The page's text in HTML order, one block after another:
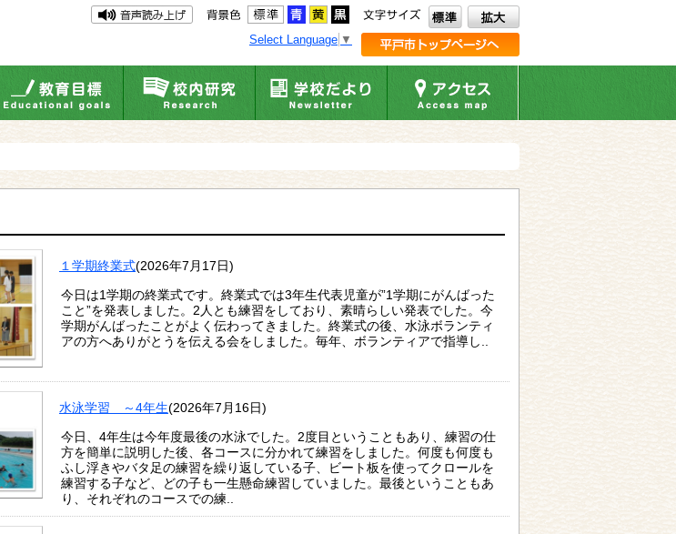
Select Language ▼
１学期終業式(2026年7月17日)
今日は1学期の終業式です。終業式では3年生代表児童が”1学期にがんばった
こと”を発表しました。2人とも練習をしており、素晴らしい発表でした。今
学期がんばったことがよく伝わってきました。終業式の後、水泳ボランティ
アの方へありがとうを伝える会をしました。毎年、ボランティアで指導し..
水泳学習 ～4年生(2026年7月16日)
今日、4年生は今年度最後の水泳でした。2度目ということもあり、練習の仕
方を簡単に説明した後、各コースに分かれて練習をしました。何度も何度も
ふし浮きやバタ足の練習を繰り返している子、ビート板を使ってクロールを
練習する子など、どの子も一生懸命練習していました。最後ということもあ
り、それぞれのコースでの練..